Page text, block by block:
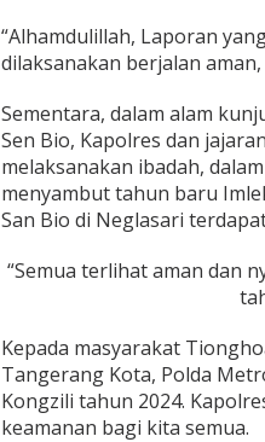
“Alhamdulillah, Laporan
dilaksanakan berjalan
Sementara, dalam alam
Sen Bio, Kapolres dan
melaksanakan ibadah,
menyambut tahun baru
San Bio di Neglasari
“Semua terlihat aman dan
Kepada masyarakat
Tangerang Kota, Polda
Kongzili tahun 2024.
keamanan bagi kita semua.